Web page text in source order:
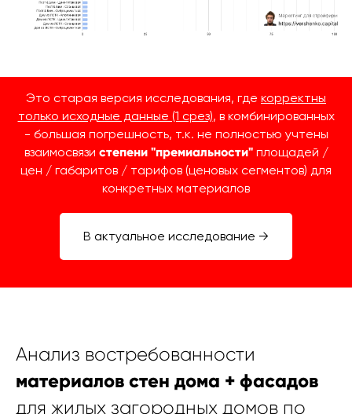
Это старая версия исследования, где корректны
только исходные данные (1 срез), в комбинированных
- большая погрешность, т.к. не полностью учтены
взаимосвязи степени "премиальности"площадей /
цен / габаритов / тарифов (ценовых сегментов) для
конкретных материалов
В актуальное исследование →
Анализ востребованности
материалов стен дома + фасадов
для жилых загородных домов по